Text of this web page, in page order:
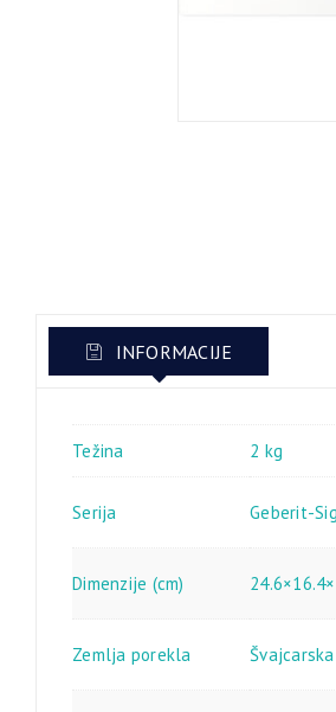
INFORMACIJE
Težina 2 kg
Serija Geberit-
Dimenzije (cm)
Zemlja porekla Švajcarska